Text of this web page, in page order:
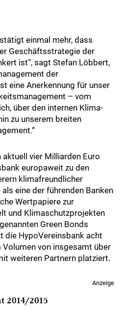
einmal mehr, dass
Geschäftsstrategie der
ist“, sagt Stefan Löbbert,
der
eine Anerkennung für unser
– vom
über den internen Klima-
zu unserem breiten
vier Milliarden Euro
europaweit zu den
klimafreundlicher
eine der führenden Banken
Wertpapiere zur
und Klimaschutzprojekten
Green Bonds
die HypoVereinsbank acht
Volumen von insgesamt über
weiteren Partnern platziert.
Anzeige
2014/2015